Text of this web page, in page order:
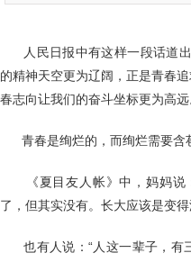
人民日报中有这样一段话道出
的精神天空更为辽阔，正是青春
春志向让我们的奋斗坐标更为高远
青春是绚烂的，而绚烂需要含
《夏目友人帐》中，妈妈
了，但其实没有。长大应该是变
也有人说：“人这一辈子，